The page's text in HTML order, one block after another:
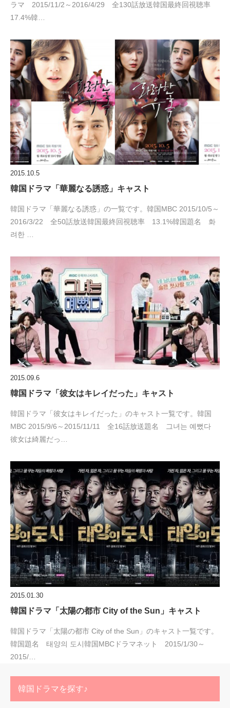
ラマ 2015/11/2～2016/4/29 全130話放送韓国最終回視聴率
17.4%韓…
2015.10.5
韓国ドラマ「華麗なる誘惑」キャスト
韓国ドラマ「華麗なる誘惑」の一覧です。韓国MBC 2015/10/5～
2016/3/22 全50話放送韓国最終回視聴率 13.1%韓国題名 화
려한 …
2015.09.6
韓国ドラマ「彼女はキレイだった」キャスト
韓国ドラマ「彼女はキレイだった」のキャスト一覧です。韓国
MBC 2015/9/6～2015/11/11 全16話放送題名 그녀는 예뻤다
彼女は綺麗だっ…
2015.01.30
韓国ドラマ「太陽の都市 City of the Sun」キャスト
韓国ドラマ「太陽の都市 City of the Sun」のキャスト一覧です。
韓国題名 태양의 도시韓国MBCドラマネット 2015/1/30～
2015/…
韓国ドラマを探す♪